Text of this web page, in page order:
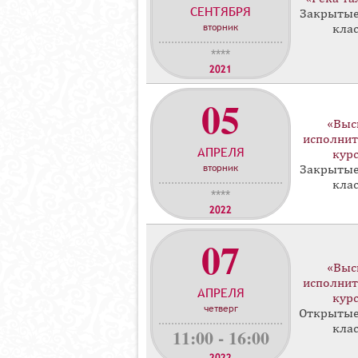
е
-
л
о
СЕНТЯБРЯ
вторник
****
2021
05
АПРЕЛЯ
вторник
****
2022
07
АПРЕЛЯ
четверг
11:00 - 16:00